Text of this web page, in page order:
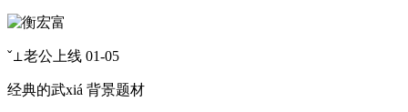
ˇ⊥老公上线 01-05
经典的武xiá 背景题材